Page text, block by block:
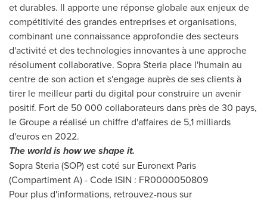
et durables. Il apporte une réponse globale aux enjeux de
compétitivité des grandes entreprises et organisations,
combinant une connaissance approfondie des secteurs
d'activité et des technologies innovantes à une approche
résolument collaborative. Sopra Steria place l'humain au
centre de son action et s'engage auprès de ses clients à
tirer le meilleur parti du digital pour construire un avenir
positif. Fort de 50 000 collaborateurs dans près de 30 pays,
le Groupe a réalisé un chiffre d'affaires de 5,1 milliards
d'euros en 2022.
The world is how we shape it.
Sopra Steria (SOP) est coté sur Euronext Paris
(Compartiment A) - Code ISIN : FR0000050809
Pour plus d'informations, retrouvez-nous sur